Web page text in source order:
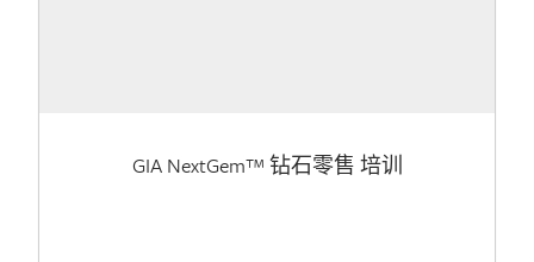
GIA NextGem™ 钻石零售 培训